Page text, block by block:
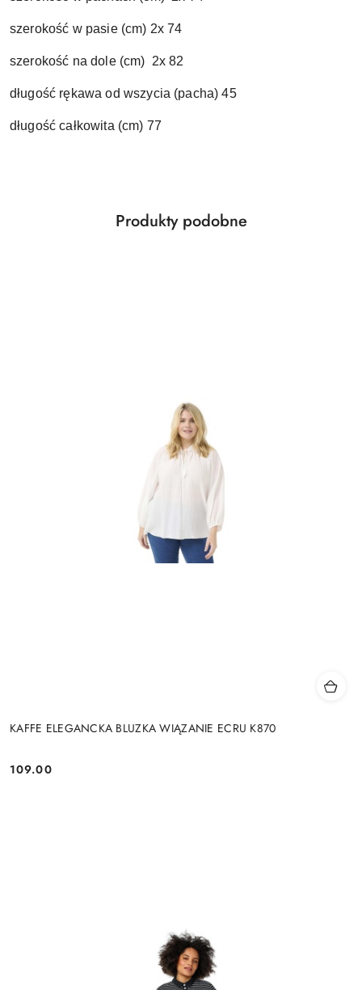
szerokość w pasie (cm) 2x 74
szerokość na dole (cm) 2x 82
długość rękawa od wszycia (pacha) 45
długość całkowita (cm) 77
Pomiń karuzelę produktów
Produkty
Produkty podobne
KAFFE ELEGANCKA BLUZKA WIĄZANIE ECRU K870
Cena:
109.00